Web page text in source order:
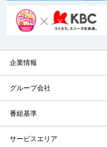
企業情報
グループ会社
番組基準
サービスエリア